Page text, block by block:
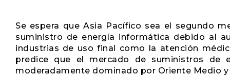
Se espera que Asia Pacífico sea el segundo
suministro de energía informática debido al
industrias de uso final como la atención
predice que el mercado de suministros de
moderadamente dominado por Oriente Medio y